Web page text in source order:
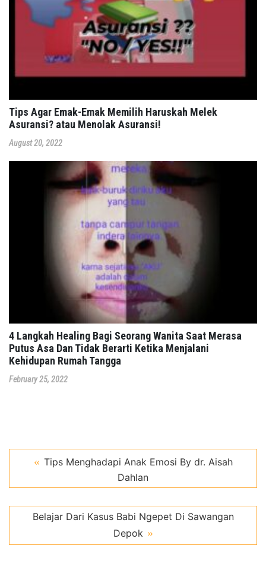
Tips Agar Emak-Emak Memilih Haruskah Melek
Asuransi? atau Menolak Asuransi!
August 20, 2022
4 Langkah Healing Bagi Seorang Wanita Saat Merasa
Putus Asa Dan Tidak Berarti Ketika Menjalani
Kehidupan Rumah Tangga
February 25, 2022
Tips Menghadapi Anak Emosi By dr. Aisah
Dahlan
Belajar Dari Kasus Babi Ngepet Di Sawangan
Depok